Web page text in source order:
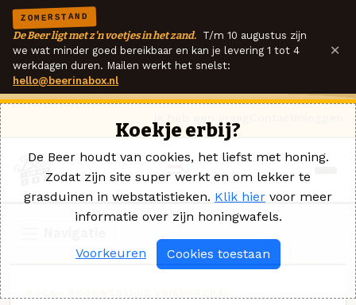
ZOMERSTAND
De Beer ligt met z'n voetjes in het zand. T/m 10 augustus zijn
we wat minder goed bereikbaar en kan je levering 1 tot 4
werkdagen duren. Mailen werkt het snelst:
hello@beerinabox.nl
×
Koekje erbij?
De Beer houdt van cookies, het liefst met honing.
Zodat zijn site super werkt en om lekker te
grasduinen in webstatistieken. Klik hier voor meer
informatie over zijn honingwafels.
Voorkeuren Cookies toestaan